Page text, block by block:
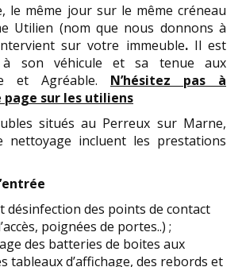
le même jour sur le même créneau
Utilien (nom que nous donnons à
sur votre immeuble. Il est
à son véhicule et sa tenue aux
et Agréable. N’hésitez pas à
sur les utiliens
situés au Perreux sur Marne,
nettoyage incluent les prestations
désinfection des points de contact
poignées de portes..) ;
des batteries de boites aux
tableaux d’affichage, des rebords et